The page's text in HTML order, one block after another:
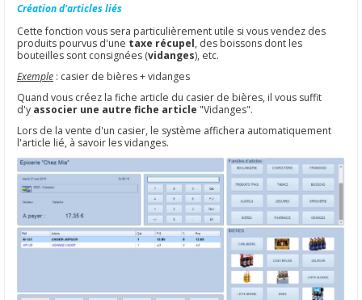
Création d'articles liés
Cette fonction vous sera particulièrement utile si vous vendez des
produits pourvus d'une taxe récupel, des boissons dont les
bouteilles sont consignées (vidanges), etc.
Exemple : casier de bières + vidanges
Quand vous créez la fiche article du casier de bières, il vous suffit
d'y associer une autre fiche article "Vidanges".
Lors de la vente d'un casier, le système affichera automatiquement
l'article lié, à savoir les vidanges.